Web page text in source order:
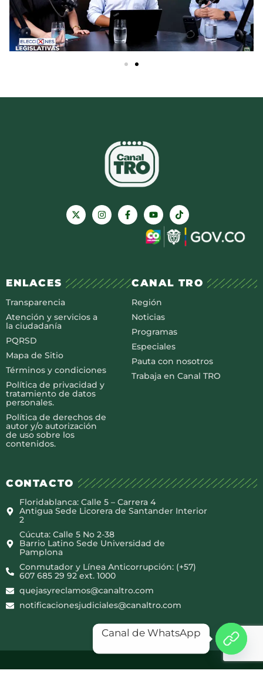
ENLACES
Transparencia
Atención y servicios a
la ciudadanía
PQRSD
Mapa de Sitio
Términos y condiciones
Política de privacidad y
tratamiento de datos
personales.
Política de derechos de
autor y/o autorización
de uso sobre los
contenidos.
CANAL TRO
Región
Noticias
Programas
Especiales
Pauta con nosotros
Trabaja en Canal TRO
CONTACTO
Floridablanca: Calle 5 – Carrera 4
Antigua Sede Licorera de Santander Interior
2
Cúcuta: Calle 5 No 2-38
Barrio Latino Sede Universidad de
Pamplona
Conmutador y Línea Anticorrupción: (+57)
607 685 29 92 ext. 1000
quejasyreclamos@canaltro.com
notificacionesjudiciales@canaltro.com
Canal de WhatsApp